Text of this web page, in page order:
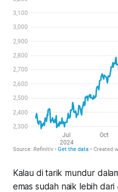
Kalau di tarik mundur
emas sudah naik lebih